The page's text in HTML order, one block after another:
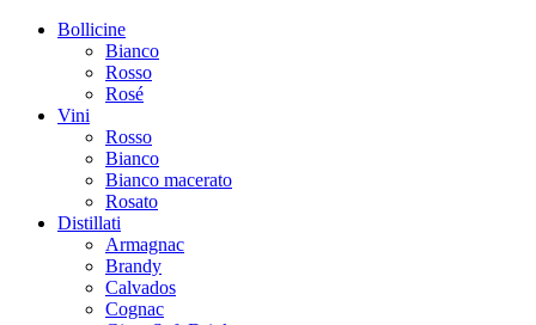
Bollicine
Bianco
Rosso
Rosé
Vini
Rosso
Bianco
Bianco macerato
Rosato
Distillati
Armagnac
Brandy
Calvados
Cognac